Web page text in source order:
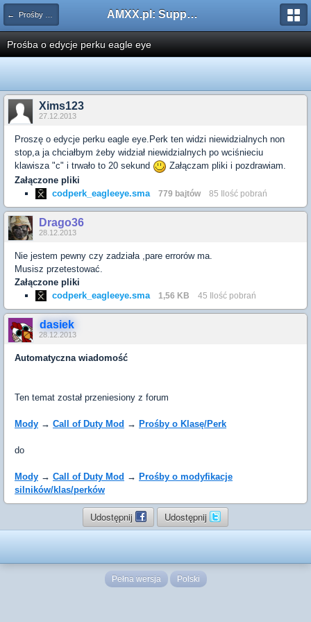
← Prośby o modyfikacje silników/klas/perków AMXX.pl: Support AMX Mod X i SourceMod
Prośba o edycje perku eagle eye
Xims123
27.12.2013
Proszę o edycje perku eagle eye.Perk ten widzi niewidzialnych non
stop,a ja chciałbym żeby widział niewidzialnych po wciśnieciu
klawisza "c" i trwało to 20 sekund
Załączam pliki i pozdrawiam.
Załączone pliki
codperk_eagleeye.sma
779 bajtów 85 Ilość pobrań
Drago36
28.12.2013
Nie jestem pewny czy zadziała ,pare errorów ma.
Musisz przetestować.
Załączone pliki
codperk_eagleeye.sma
1,56 KB 45 Ilość pobrań
dasiek
28.12.2013
Automatyczna wiadomość
Ten temat został przeniesiony z forum
Mody → Call of Duty Mod → Prośby o Klasę/Perk
do
Mody → Call of Duty Mod → Prośby o modyfikacje
silników/klas/perków
Udostępnij Udostępnij
Pełna wersja Polski